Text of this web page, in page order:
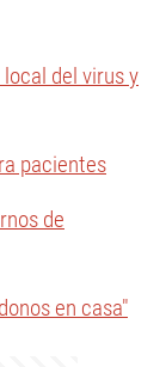
del virus y
pacientes
de
en casa"